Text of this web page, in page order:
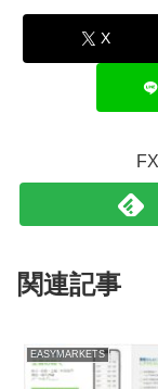
X
関連記事
EASYMARKETS